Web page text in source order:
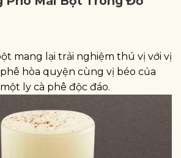
mang lại trải nghiệm thú vị với vị
hòa quyện cùng vị béo của
ly cà phê độc đáo.